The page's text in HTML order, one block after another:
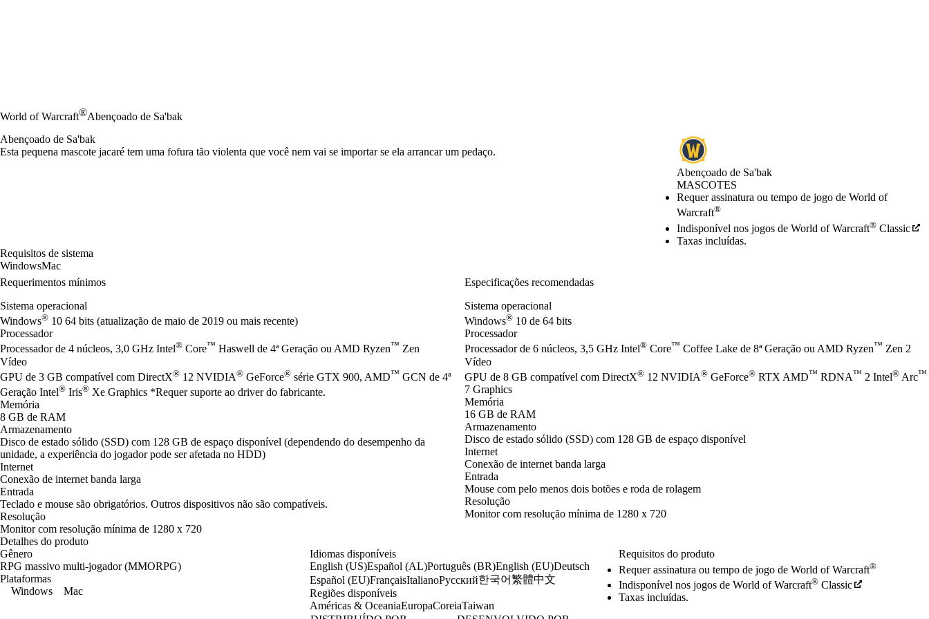
World of Warcraft®Abençoado de Sa'bak
Abençoado de Sa'bak
MASCOTES
Preço
Available actions
Requer assinatura ou tempo de jogo de World of
Warcraft®
Indisponível nos jogos de World of Warcraft® Classic
Taxas incluídas.
Abençoado de Sa'bak
Esta pequena mascote jacaré tem uma fofura tão violenta que você nem vai se importar se ela arrancar um pedaço.
Requisitos de sistema
WindowsMac
Requerimentos mínimos
Sistema operacional
Windows® 10 64 bits (atualização de maio de 2019 ou mais recente)
Processador
Processador de 4 núcleos, 3,0 GHz Intel® Core™ Haswell de 4ª Geração ou AMD Ryzen™ Zen
Vídeo
GPU de 3 GB compatível com DirectX® 12 NVIDIA® GeForce® série GTX 900, AMD™ GCN de 4ª
Geração Intel® Iris® Xe Graphics *Requer suporte ao driver do fabricante.
Memória
8 GB de RAM
Armazenamento
Disco de estado sólido (SSD) com 128 GB de espaço disponível (dependendo do desempenho da
unidade, a experiência do jogador pode ser afetada no HDD)
Internet
Conexão de internet banda larga
Entrada
Teclado e mouse são obrigatórios. Outros dispositivos não são compatíveis.
Resolução
Monitor com resolução mínima de 1280 x 720
Especificações recomendadas
Sistema operacional
Windows® 10 de 64 bits
Processador
Processador de 6 núcleos, 3,5 GHz Intel® Core™ Coffee Lake de 8ª Geração ou AMD Ryzen™ Zen 2
Vídeo
GPU de 8 GB compatível com DirectX® 12 NVIDIA® GeForce® RTX AMD™ RDNA™ 2 Intel® Arc™
7 Graphics
Memória
16 GB de RAM
Armazenamento
Disco de estado sólido (SSD) com 128 GB de espaço disponível
Internet
Conexão de internet banda larga
Entrada
Mouse com pelo menos dois botões e roda de rolagem
Resolução
Monitor com resolução mínima de 1280 x 720
Detalhes do produto
Gênero
RPG massivo multi-jogador (MMORPG)
Plataformas
Windows
Mac
Idiomas disponíveis
English (US)Español (AL)Português (BR)English (EU)Deutsch
Español (EU)FrançaisItalianoРусский한국어繁體中文
Regiões disponíveis
Américas & OceaniaEuropaCoreiaTaiwan
Requisitos do produto
Requer assinatura ou tempo de jogo de World of Warcraft®
Indisponível nos jogos de World of Warcraft® Classic
Taxas incluídas.